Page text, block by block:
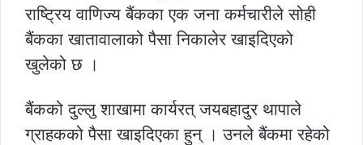
राष्ट्रिय वाणिज्य बैंकका एक जना कर्मचारीले सोही
बैंकका खातावालाको पैसा निकालेर खाइदिएको
खुलेको छ ।
बैंकको दुल्लु शाखामा कार्यरत् जयबहादुर थापाले
ग्राहकको पैसा खाइदिएका हुन् । उनले बैंकमा रहेको